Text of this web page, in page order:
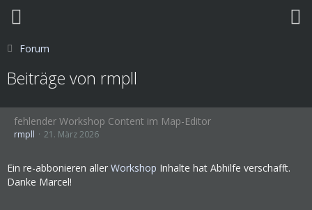
Forum
Beiträge von rmpll
fehlender Workshop Content im Map-Editor
rmpll 21. März 2026
Ein re-abbonieren aller Workshop Inhalte hat Abhilfe verschafft.
Danke Marcel!